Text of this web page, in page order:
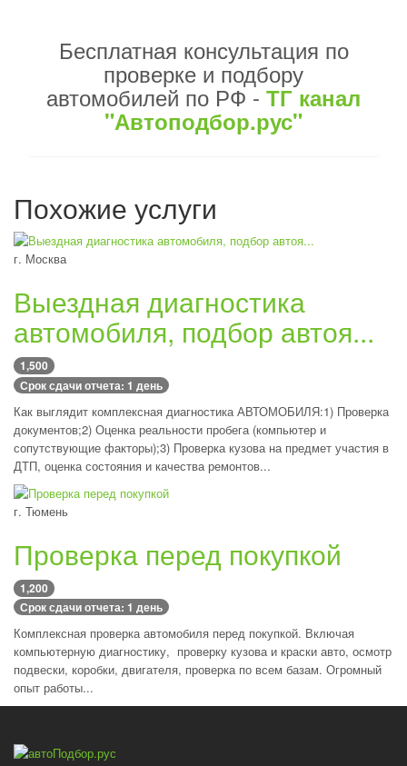
Бесплатная консультация по
проверке и подбору
автомобилей по РФ - ТГ канал
"Автоподбор.рус"
Похожие услуги
г. Москва
Выездная диагностика
автомобиля, подбор автоя...
1,500
Срок сдачи отчета: 1 день
Как выглядит комплексная диагностика АВТОМОБИЛЯ:1) Проверка
документов;2) Оценка реальности пробега (компьютер и
сопутствующие факторы);3) Проверка кузова на предмет участия в
ДТП, оценка состояния и качества ремонтов...
г. Тюмень
Проверка перед покупкой
1,200
Срок сдачи отчета: 1 день
Комплексная проверка автомобиля перед покупкой. Включая
компьютерную диагностику, проверку кузова и краски авто, осмотр
подвески, коробки, двигателя, проверка по всем базам. Огромный
опыт работы...